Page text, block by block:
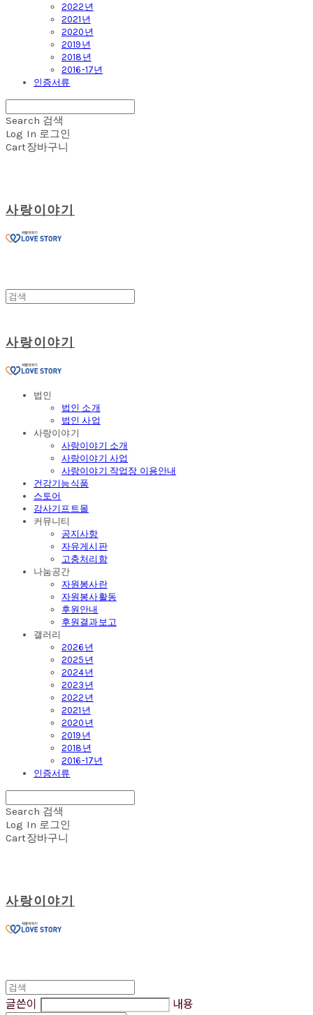
2022년
2021년
2020년
2019년
2018년
2016-17년
인증서류
Search 검색
Log In 로그인
Cart장바구니
사랑이야기
사랑이야기
법인
법인 소개
법인 사업
사랑이야기
사랑이야기 소개
사랑이야기 사업
사랑이야기 작업장 이용안내
건강기능식품
스토어
감사기프트몰
커뮤니티
공지사항
자유게시판
고충처리함
나눔공간
자원봉사란
자원봉사활동
후원안내
후원결과보고
갤러리
2026년
2025년
2024년
2023년
2022년
2021년
2020년
2019년
2018년
2016-17년
인증서류
Search 검색
Log In 로그인
Cart장바구니
사랑이야기
글쓴이 내용